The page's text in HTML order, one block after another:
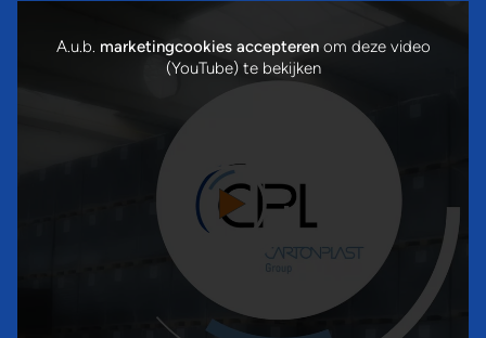
A.u.b. marketingcookies accepterenom deze video
(YouTube) te bekijken